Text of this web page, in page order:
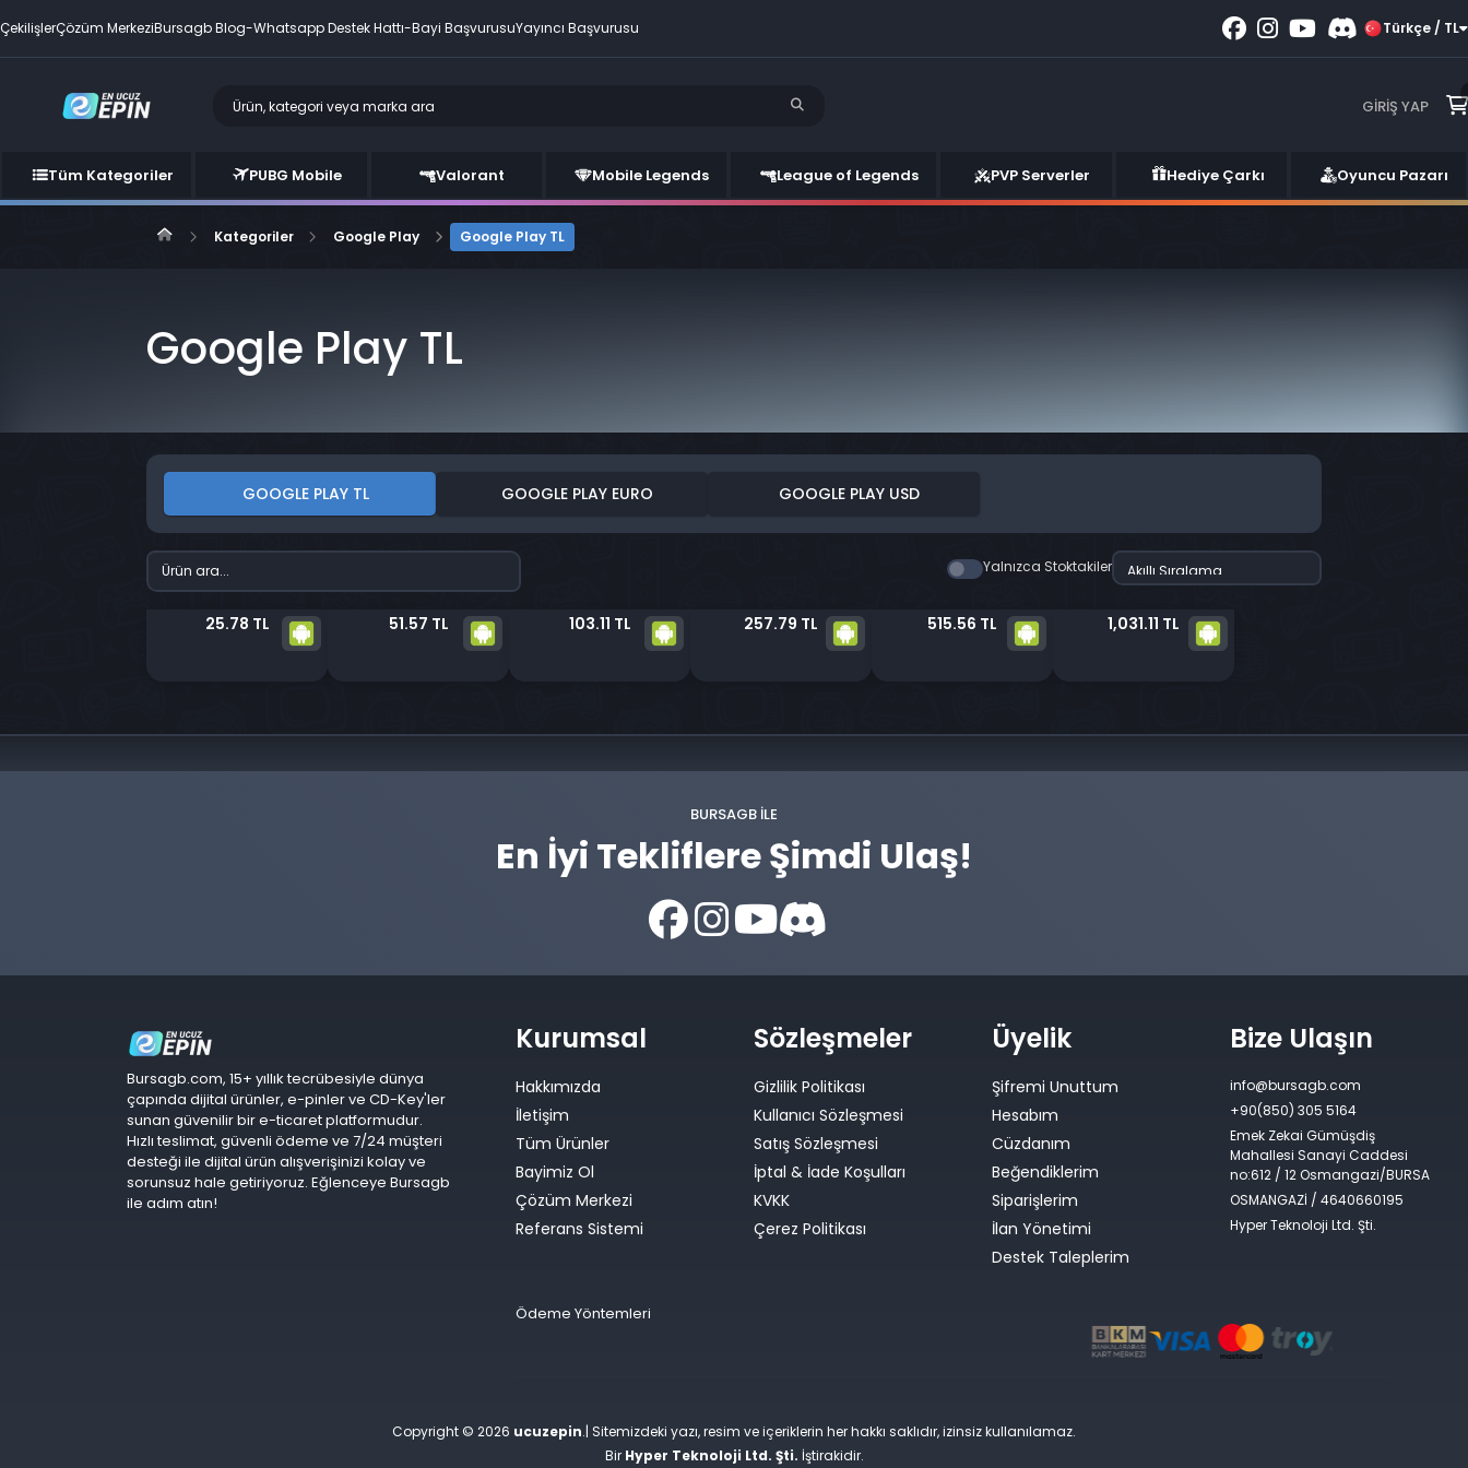
ÇekilişlerÇözüm MerkeziBursagb Blog-Whatsapp Destek Hattı-Bayi BaşvurusuYayıncı Başvurusu Türkçe / TL
GIRIŞ YAP
Tüm Kategoriler PUBG Mobile Valorant Mobile Legends League of Legends PVP Serverler Hediye Çarkı Oyuncu Pazarı
Kategoriler Google Play Google Play TL
Google Play TL
GOOGLE PLAY TL GOOGLE PLAY EURO GOOGLE PLAY USD
Yalnızca Stoktakiler
25.78 TL 51.57 TL 103.11 TL 257.79 TL 515.56 TL 1,031.11 TL
BURSAGB ILE
En İyi Tekliflere Şimdi Ulaş!
Bursagb.com, 15+ yıllık tecrübesiyle dünya
çapında dijital ürünler, e-pinler ve CD-Key'ler
sunan güvenilir bir e-ticaret platformudur.
Hızlı teslimat, güvenli ödeme ve 7/24 müşteri
desteği ile dijital ürün alışverişinizi kolay ve
sorunsuz hale getiriyoruz. Eğlenceye Bursagb
ile adım atın!
Kurumsal
Hakkımızda
İletişim
Tüm Ürünler
Bayimiz Ol
Çözüm Merkezi
Referans Sistemi
Sözleşmeler
Gizlilik Politikası
Kullanıcı Sözleşmesi
Satış Sözleşmesi
İptal & İade Koşulları
KVKK
Çerez Politikası
Üyelik
Şifremi Unuttum
Hesabım
Cüzdanım
Beğendiklerim
Siparişlerim
İlan Yönetimi
Destek Taleplerim
Bize Ulaşın
info@bursagb.com
+90(850) 305 5164
Emek Zekai Gümüşdiş
Mahallesi Sanayi Caddesi
no:612 / 12 Osmangazi/BURSA
OSMANGAZİ / 4640660195
Hyper Teknoloji Ltd. Şti.
Ödeme Yöntemleri
Copyright © 2026 ucuzepin.| Sitemizdeki yazı, resim ve içeriklerin her hakkı saklıdır, izinsiz kullanılamaz.
Bir Hyper Teknoloji Ltd. Şti. İştirakidir.